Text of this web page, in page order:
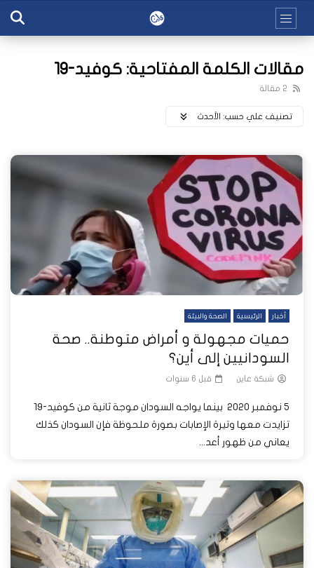
مقالات الكلمة المفتاحية: كوفيد-19
2 مقالة
تصنيف علي حسب: اﻷحدث
أخبار الرئيسية الصحة والبيئة
حميات مجهولة و أمراض متوطنة.. صحة
السودانيين إلى أين؟
شبكة عاين قبل 6 سنوات
5 نوفمبر 2020 بينما يواجه السودان موجة ثانية من كوفيد-19
تزايدت معها وتيرة الإصابات بصورة ملحوظة فإن السودان كذلك
يعاني من ظهور أعد...